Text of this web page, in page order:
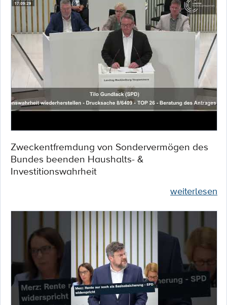
Zweckentfremdung von Sondervermögen des
Bundes beenden Haushalts- &
Investitionswahrheit
weiterlesen